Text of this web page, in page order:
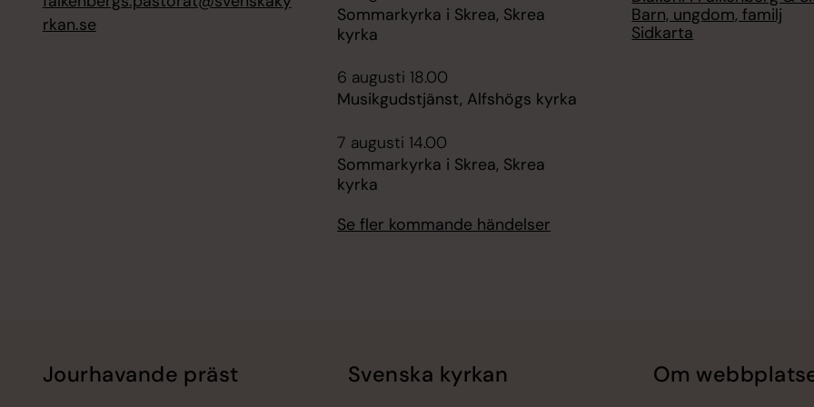
rkan.se
Sommarkyrka i Skrea, Skrea
kyrka
6 augusti 18.00
Musikgudstjänst, Alfshögs kyrka
7 augusti 14.00
Sommarkyrka i Skrea, Skrea
kyrka
Se fler kommande händelser
Barn, ungdom, familj
Sidkarta
Jourhavande präst Svenska kyrkan Om